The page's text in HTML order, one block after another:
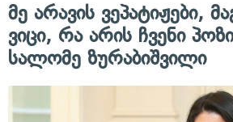
მე არავის ვეპატიჟები,
ვიცი, რა არის ჩვენი
სალომე ზურაბიშვილი